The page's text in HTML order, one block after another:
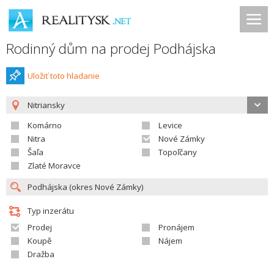
Rodinný dům na prodej Podhájska
Uložiť toto hladanie
Nitriansky
Komárno
Levice
Nitra
Nové Zámky
Šaľa
Topoľčany
Zlaté Moravce
Typ inzerátu
Prodej
Pronájem
Koupě
Nájem
Dražba